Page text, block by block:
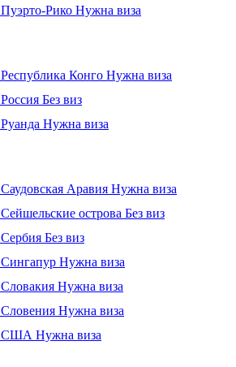
Пуэрто-Рико Нужна виза
Республика Конго Нужна виза
Россия Без виз
Руанда Нужна виза
Саудовская Аравия Нужна виза
Сейшельские острова Без виз
Сербия Без виз
Сингапур Нужна виза
Словакия Нужна виза
Словения Нужна виза
США Нужна виза